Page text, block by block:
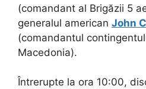
(comandant al Brigăzii 5
generalul american John
(comandantul
Macedonia).
Întrerupte la ora 10:00,